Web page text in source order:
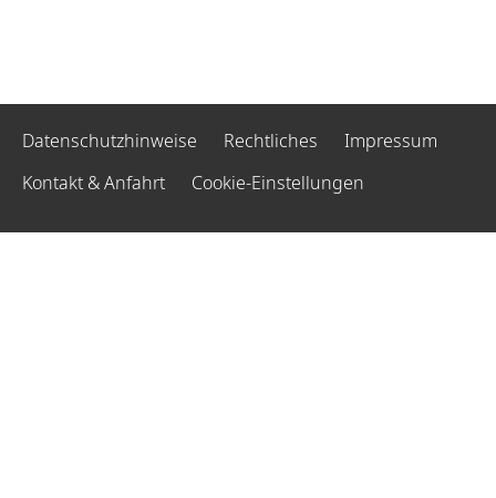
Datenschutzhinweise Rechtliches
Impressum
Kontakt & Anfahrt
Cookie-Einstellungen